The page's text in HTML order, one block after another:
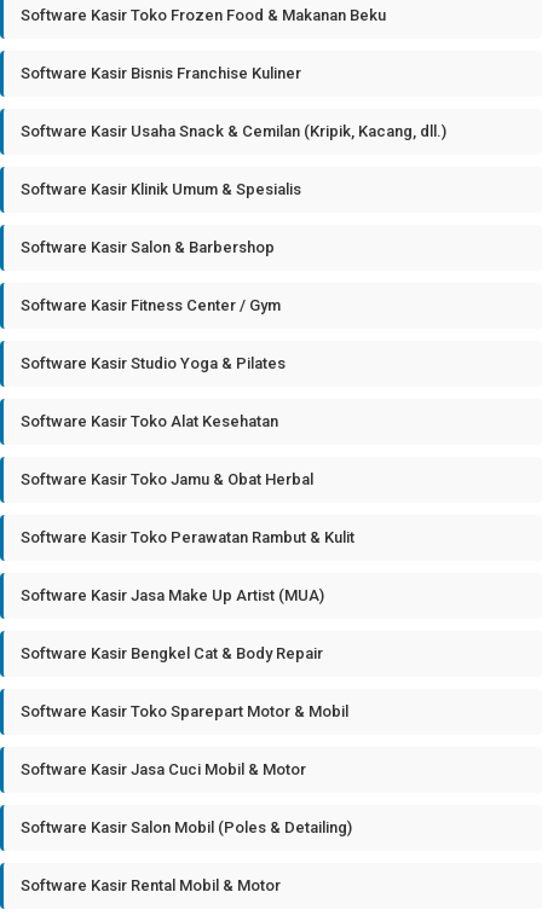
Software Kasir Toko Frozen Food & Makanan Beku
Software Kasir Bisnis Franchise Kuliner
Software Kasir Usaha Snack & Cemilan (Kripik, Kacang, dll.)
Software Kasir Klinik Umum & Spesialis
Software Kasir Salon & Barbershop
Software Kasir Fitness Center / Gym
Software Kasir Studio Yoga & Pilates
Software Kasir Toko Alat Kesehatan
Software Kasir Toko Jamu & Obat Herbal
Software Kasir Toko Perawatan Rambut & Kulit
Software Kasir Jasa Make Up Artist (MUA)
Software Kasir Bengkel Cat & Body Repair
Software Kasir Toko Sparepart Motor & Mobil
Software Kasir Jasa Cuci Mobil & Motor
Software Kasir Salon Mobil (Poles & Detailing)
Software Kasir Rental Mobil & Motor